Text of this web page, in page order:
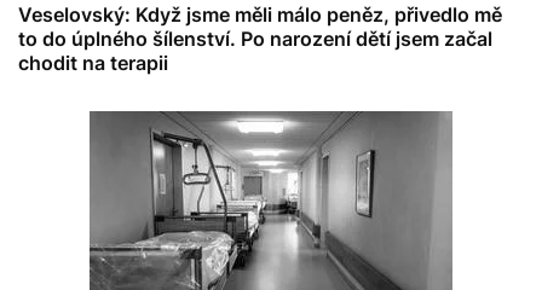
Veselovský: Když jsme měli málo peněz, přivedlo mě
to do úplného šílenství. Po narození dětí jsem začal
chodit na terapii